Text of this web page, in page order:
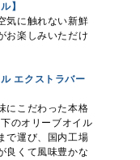
】
気に触れない新鮮
お楽しみいただけ
エクストラバー
にこだわった本格
のオリーブオイル
で運び、国内工場
良くて風味豊かな